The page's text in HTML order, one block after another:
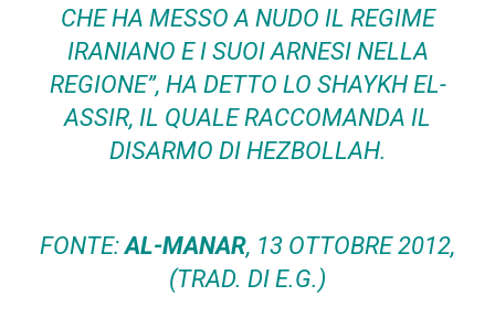
CHE HA MESSO A NUDO IL REGIME
IRANIANO E I SUOI ARNESI NELLA
REGIONE”, HA DETTO LO SHAYKH EL-
ASSIR, IL QUALE RACCOMANDA IL
DISARMO DI HEZBOLLAH.
FONTE:AL-MANAR, 13 OTTOBRE 2012,
(TRAD. DI E.G.)